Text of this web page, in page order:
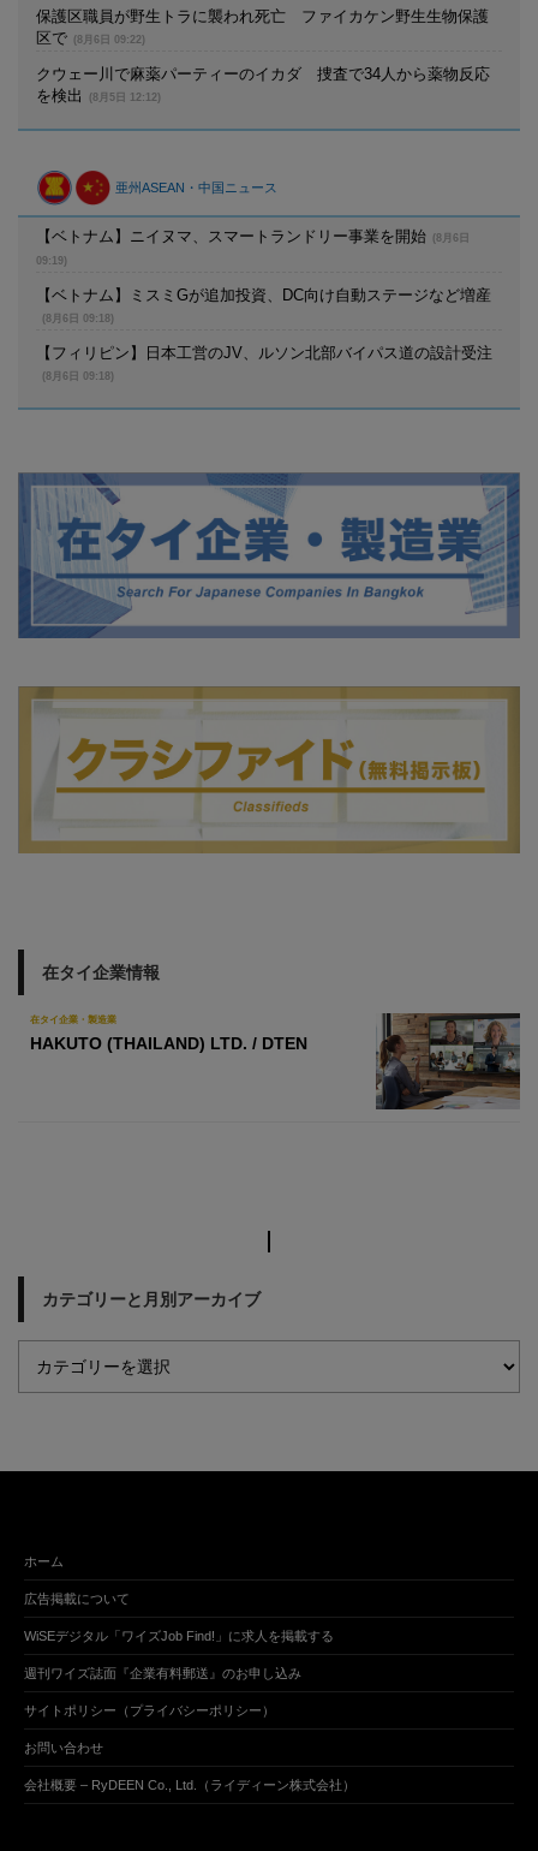
保護区職員が野生トラに襲われ死亡 ファイカケン野生生物保護
区で
(8月6日 09:22)
クウェー川で麻薬パーティーのイカダ 捜査で34人から薬物反応
を検出
(8月5日 12:12)
亜州ASEAN・中国ニュース
【ベトナム】ニイヌマ、スマートランドリー事業を開始
(8月6日
09:19)
【ベトナム】ミスミGが追加投資、DC向け自動ステージなど増産
(8月6日 09:18)
【フィリピン】日本工営のJV、ルソン北部バイパス道の設計受注
(8月6日 09:18)
在タイ企業情報
在タイ企業・製造業
HAKUTO (THAILAND) LTD. / DTEN
カテゴリーと月別アーカイブ
ホーム
広告掲載について
WiSEデジタル「ワイズJob Find!」に求人を掲載する
週刊ワイズ誌面『企業有料郵送』のお申し込み
サイトポリシー（プライバシーポリシー）
お問い合わせ
会社概要 – RyDEEN Co., Ltd.（ライディーン株式会社）